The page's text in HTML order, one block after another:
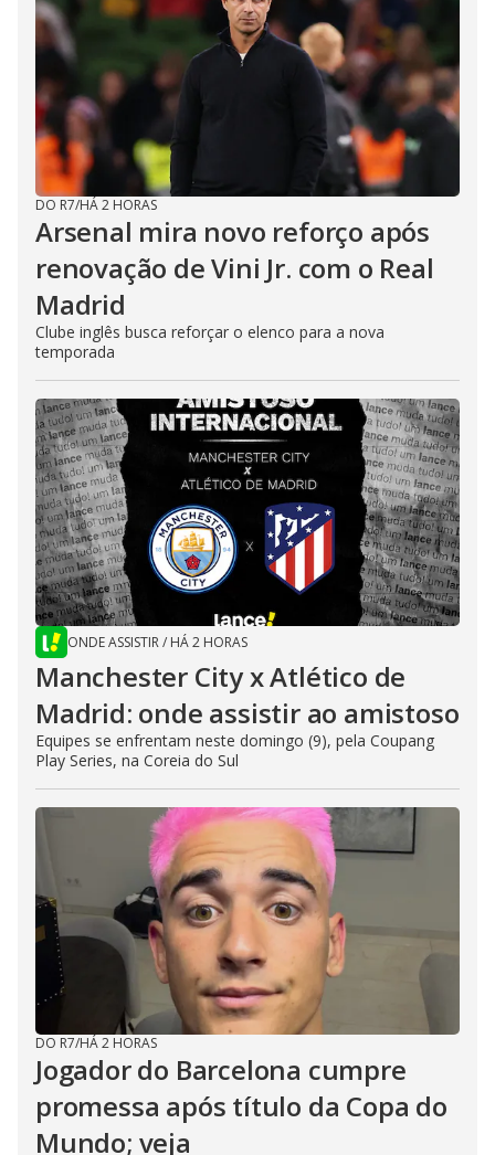
DO R7/HÁ 2 HORAS
Arsenal mira novo reforço após
renovação de Vini Jr. com o Real
Madrid
Clube inglês busca reforçar o elenco para a nova
temporada
ONDE ASSISTIR/ HÁ 2 HORAS
Manchester City x Atlético de
Madrid: onde assistir ao amistoso
Equipes se enfrentam neste domingo (9), pela Coupang
Play Series, na Coreia do Sul
DO R7/HÁ 2 HORAS
Jogador do Barcelona cumpre
promessa após título da Copa do
Mundo; veja